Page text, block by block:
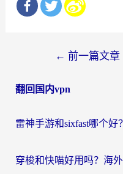
导
← 前一篇文章
翻回国内vpn